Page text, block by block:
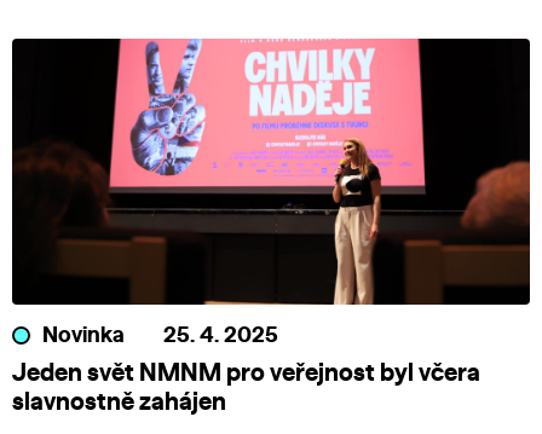
Novinka 25. 4. 2025
Jeden svět NMNM pro veřejnost byl včera
slavnostně zahájen